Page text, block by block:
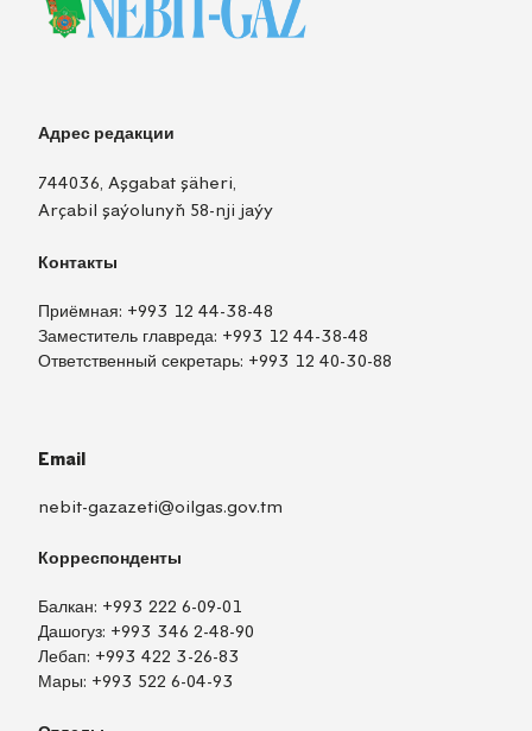
Адрес редакции
744036, Aşgabat şäheri,
Arçabil şaýolunyň 58-nji jaýy
Контакты
Приёмная: +993 12 44-38-48
Заместитель главреда: +993 12 44-38-48
Ответственный секретарь: +993 12 40-30-88
Email
nebit-gazazeti@oilgas.gov.tm
Корреспонденты
Балкан: +993 222 6-09-01
Дашогуз: +993 346 2-48-90
Лебап: +993 422 3-26-83
Мары: +993 522 6-04-93